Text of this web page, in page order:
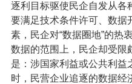
逐利目标驱使民企自发从各
要满足技术条件许可、数据
素，民企对“数据圈地”的热
数据的范围上，民企却受限
是：涉国家利益或公共利益
时，民营企业追逐的数据经